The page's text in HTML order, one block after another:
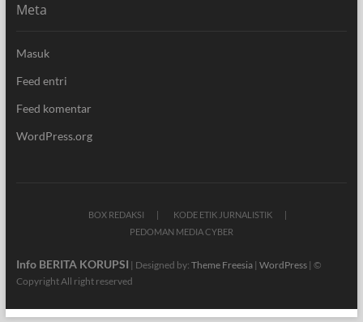
Meta
Masuk
Feed entri
Feed komentar
WordPress.org
BOX REDAKSI
KODE ETIK JURNALISTIK
PEDOMAN MEDIA CYBER
Info BERITA KORUPSI | Designed by: Theme Freesia| WordPress| ©
Copyright All right reserved